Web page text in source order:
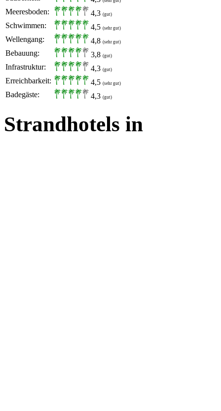
Meeresboden: 4,3 (gut)
Schwimmen: 4,5 (sehr gut)
Wellengang: 4,8 (sehr gut)
Bebauung: 3,8 (gut)
Infrastruktur: 4,3 (gut)
Erreichbarkeit: 4,5 (sehr gut)
Badegäste: 4,3 (gut)
Strandhotels in